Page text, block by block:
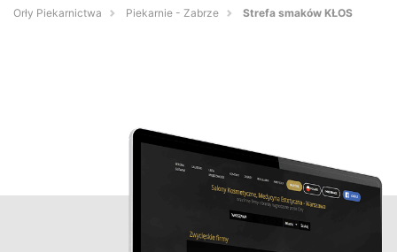
Orły Piekarnictwa Piekarnie - Zabrze Strefa smaków KŁOS